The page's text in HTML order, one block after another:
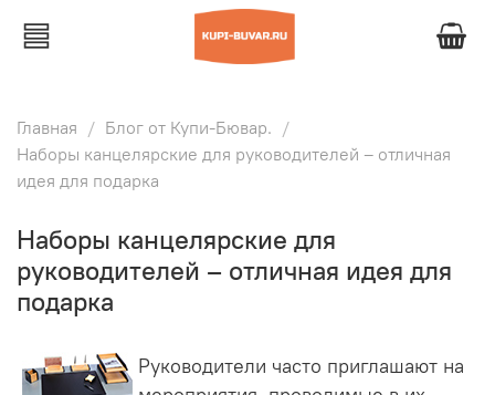
Главная
Блог от Купи-Бювар.
Наборы канцелярские для руководителей – отличная
идея для подарка
Наборы канцелярские для
руководителей – отличная идея для
подарка
Руководители часто приглашают на